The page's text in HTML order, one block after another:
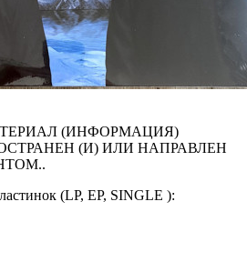
(ИНФОРМАЦИЯ)
(И) ИЛИ НАПРАВЛЕН
(LP, EP, SINGLE ):